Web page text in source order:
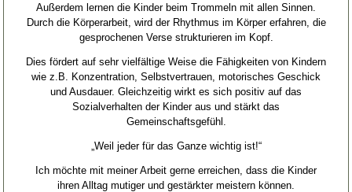
Außerdem lernen die Kinder beim Trommeln mit allen Sinnen.
Durch die Körperarbeit, wird der Rhythmus im Körper erfahren, die
gesprochenen Verse strukturieren im Kopf.
Dies fördert auf sehr vielfältige Weise die Fähigkeiten von Kindern
wie z.B. Konzentration, Selbstvertrauen, motorisches Geschick
und Ausdauer. Gleichzeitig wirkt es sich positiv auf das
Sozialverhalten der Kinder aus und stärkt das
Gemeinschaftsgefühl.
„Weil jeder für das Ganze wichtig ist!“
Ich möchte mit meiner Arbeit gerne erreichen, dass die Kinder
ihren Alltag mutiger und gestärkter meistern können.